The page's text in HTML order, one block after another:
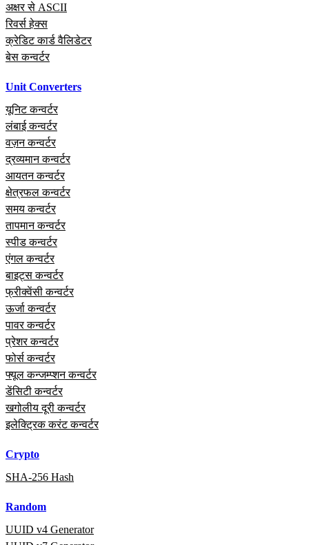
अक्षर से ASCII
रिवर्स हेक्स
क्रेडिट कार्ड वैलिडेटर
बेस कन्वर्टर
Unit Converters
यूनिट कन्वर्टर
लंबाई कन्वर्टर
वज़न कन्वर्टर
द्रव्यमान कन्वर्टर
आयतन कन्वर्टर
क्षेत्रफल कन्वर्टर
समय कन्वर्टर
तापमान कन्वर्टर
स्पीड कन्वर्टर
एंगल कन्वर्टर
बाइट्स कन्वर्टर
फ्रीक्वेंसी कन्वर्टर
ऊर्जा कन्वर्टर
पावर कन्वर्टर
प्रेशर कन्वर्टर
फोर्स कन्वर्टर
फ्यूल कन्जम्प्शन कन्वर्टर
डेंसिटी कन्वर्टर
खगोलीय दूरी कन्वर्टर
इलेक्ट्रिक करंट कन्वर्टर
Crypto
SHA-256 Hash
Random
UUID v4 Generator